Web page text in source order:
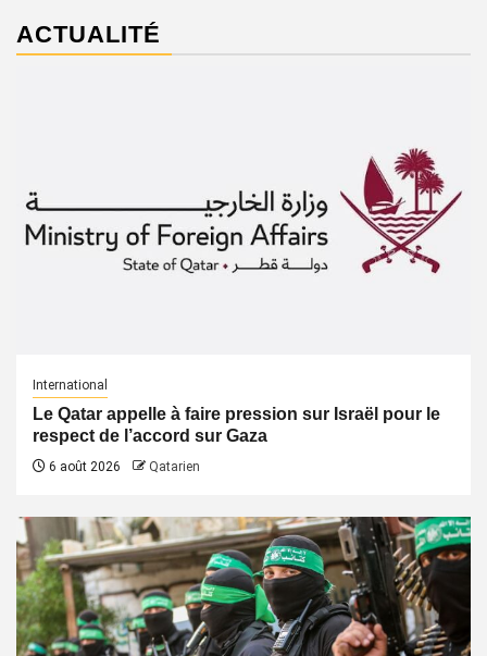
ACTUALITÉ
International
Le Qatar appelle à faire pression sur Israël pour le
respect de l’accord sur Gaza
6 août 2026 Qatarien